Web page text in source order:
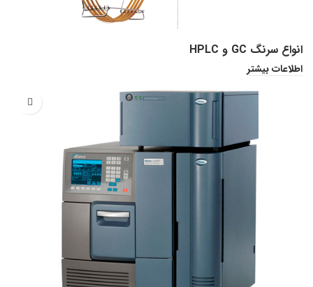
انواع سرنگ GC و HPLC
اطلاعات بیشتر